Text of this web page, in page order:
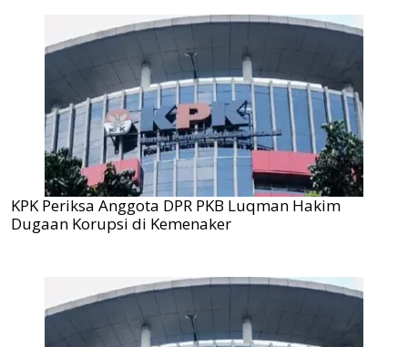
KPK Periksa Anggota DPR PKB Luqman Hakim
Dugaan Korupsi di Kemenaker